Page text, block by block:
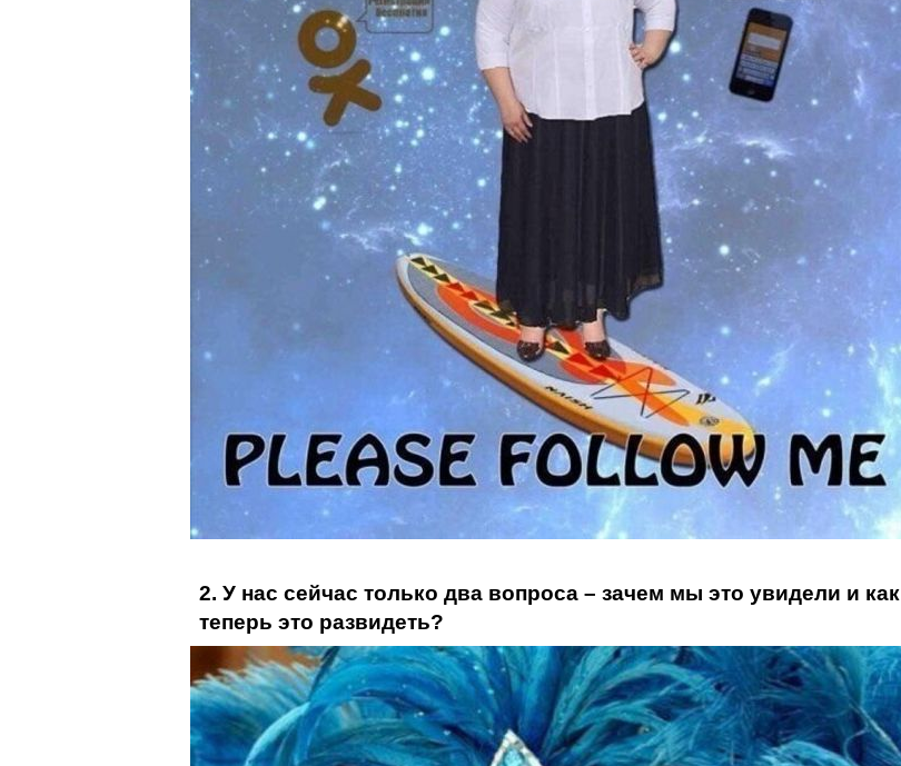
2. У нас сейчас только два вопроса – зачем мы это увидели и как
теперь это развидеть?